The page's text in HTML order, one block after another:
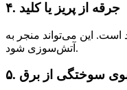
۴. جرقه از پریز یا کلید
است. این می‌تواند منجر به
آتش‌سوزی شود.
بوی سوختگی از برق